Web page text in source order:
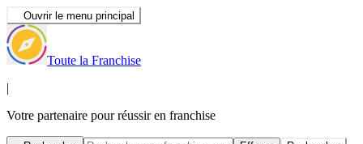
Ouvrir le menu principal
Toute la Franchise
|
Votre partenaire pour réussir en franchise